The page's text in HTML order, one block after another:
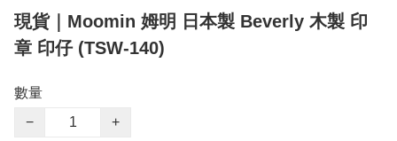
現貨｜Moomin 姆明 日本製 Beverly 木製 印
章 印仔 (TSW-140)
數量
−
+